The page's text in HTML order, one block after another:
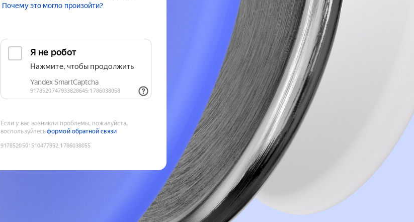
Почему это могло произойти?
Если у вас возникли проблемы, пожалуйста,
воспользуйтесьформой обратной связи
9178520501510477952:1786038055